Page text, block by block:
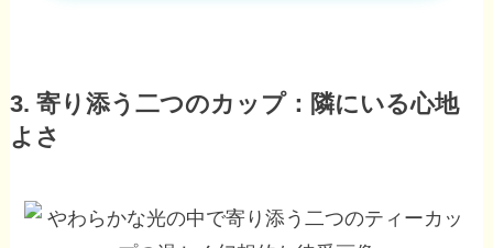
3. 寄り添う二つのカップ：隣にいる心地
よさ